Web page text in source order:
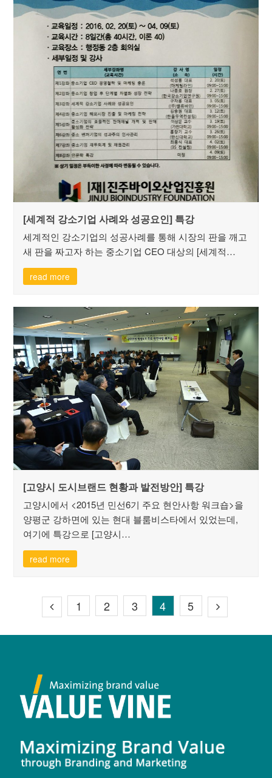
[세계적 강소기업 사례와 성공요인] 특강
세계적인 강소기업의 성공사례를 통해 시장의 판을 깨고
새 판을 짜고자 하는 중소기업 CEO 대상의 [세계적…
read more
[고양시 도시브랜드 현황과 발전방안] 특강
고양시에서 <2015년 민선6기 주요 현안사항 워크숍>을
양평군 강하면에 있는 현대 블룸비스타에서 있었는데,
여기에 특강으로 [고양시…
read more
1 2 3 4 5